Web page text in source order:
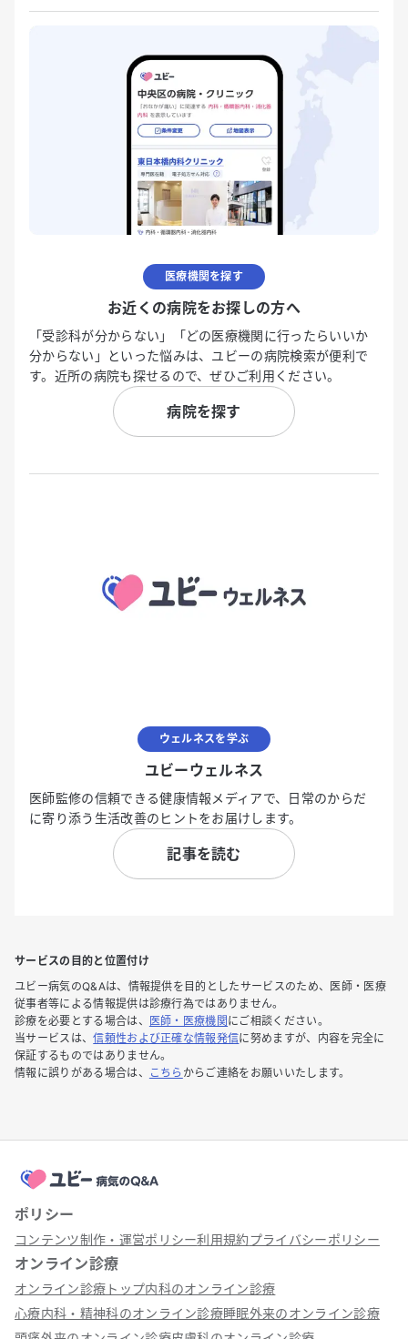
医療機関を探す
お近くの病院をお探しの方へ
「受診科が分からない」「どの医療機関に行ったらいいか
分からない」といった悩みは、ユビーの病院検索が便利で
す。近所の病院も探せるので、ぜひご利用ください。
病院を探す
ウェルネスを学ぶ
ユビーウェルネス
医師監修の信頼できる健康情報メディアで、日常のからだ
に寄り添う生活改善のヒントをお届けします。
記事を読む
サービスの目的と位置付け
ユビー病気のQ&Aは、情報提供を目的としたサービスのため、医師・医療
従事者等による情報提供は診療行為ではありません。
診療を必要とする場合は、
医師・医療機関 にご相談ください。
当サービスは、信頼性および正確な情報発信に努めますが、内容を完全に
保証するものではありません。
情報に誤りがある場合は、
こちら からご連絡をお願いいたします。
ポリシー
コンテンツ制作・運営ポリシー利用規約プライバシーポリシー
オンライン診療
オンライン診療トップ内科のオンライン診療
心療内科・精神科のオンライン診療睡眠外来のオンライン診療